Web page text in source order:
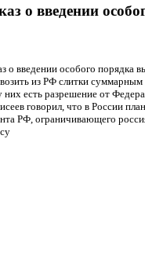
о введении
введении особого порядка
из РФ слитки
есть разрешение от
говорил, что в России
РФ, ограничивающего